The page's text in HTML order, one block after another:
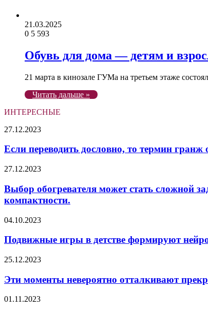
21.03.2025
0 5 593
Обувь для дома — детям и
21 марта в кинозале ГУМа на третьем этаже
Читать дальше »
ИНТЕРЕСНЫЕ
Если
дословно,
термин
обозначает
что-
то
и
неопрятное.
27.12.2023
Если переводить дословно, то термин
Выбор
может
стать
сложной
Ведь
не
обеспечить
температуру
помещении,
27.12.2023
Выбор обогревателя может стать сложной
компактности.
Подвижные
в
детстве
формируют
связи.
04.10.2023
Подвижные игры в детстве формируют
Эти
невероятно
отталкивают
прекрасный
25.12.2023
Эти моменты невероятно отталкивают
О
01.11.2023